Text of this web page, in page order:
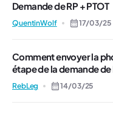
Demande de RP + PTOT
QuentinWolf 17/03/25
Comment envoyer la
étape de la demande de
RebLeg 14/03/25